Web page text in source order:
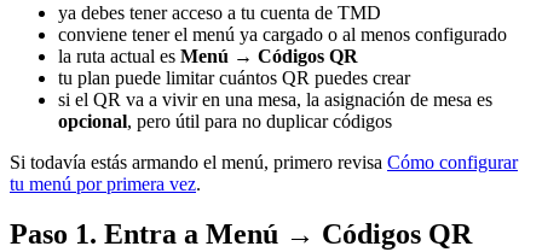
ya debes tener acceso a tu cuenta de TMD
conviene tener el menú ya cargado o al menos configurado
la ruta actual es Menú → Códigos QR
tu plan puede limitar cuántos QR puedes crear
si el QR va a vivir en una mesa, la asignación de mesa es
opcional, pero útil para no duplicar códigos
Si todavía estás armando el menú, primero revisa Cómo configurar
tu menú por primera vez.
Paso 1. Entra a Menú → Códigos QR